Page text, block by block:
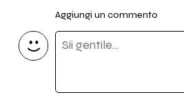
Aggiungi un commento